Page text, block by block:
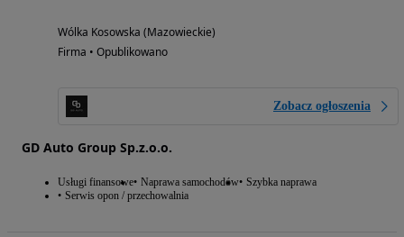
Wólka Kosowska (Mazowieckie)
Firma • Opublikowano
Zobacz ogłoszenia
GD Auto Group Sp.z.o.o.
Usługi finansowe Naprawa samochodów Szybka naprawa
Serwis opon / przechowalnia